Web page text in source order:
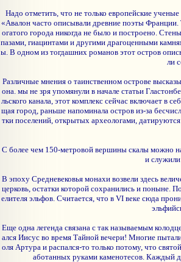
Надо отметить, что не только европейские
«Авалон часто описывали древние поэты
огатого города никогда не было и построено.
пазами, гиацинтами и другими драгоценными
ы. В одном из тогдашних романов этот остров
ли
Различные мнения о таинственном острове
она. мы не зря упомянули в начале статьи
льского канала, этот комплекс сейчас включает в
щая город, раньше напоминала остров из-за
тки поселений, открытых археологами,
С более чем 150-метровой вершины скалы можно
и
В эпоху Средневековья монахи возвели здесь
церковь, остатки которой сохранились и поныне.
елителя эльфов. Считается, что в VI веке сюда
Еще одна легенда связана с так называемым
ался Иисус во время Тайной вечери! Многие
оля Артура и распался-то только потому, что
аботанных руками каменотесов. Каждый